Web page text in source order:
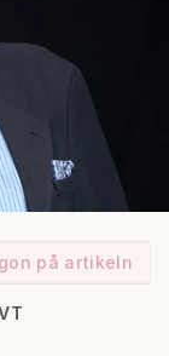
på artikeln